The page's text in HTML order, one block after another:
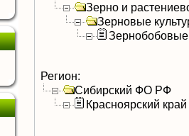
Зерно и
Зерновые
Зернобобовые
Регион:
Сибирский ФО РФ
Красноярский край